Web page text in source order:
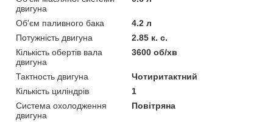
двигуна
Об'єм паливного бака
4.2 л
Потужність двигуна
2.85 к. с.
Кількість обертів вала
двигуна
3600 об/хв
Тактность двигуна
Чотиритактний
Кількість циліндрів
1
Система охолодження
двигуна
Повітряна